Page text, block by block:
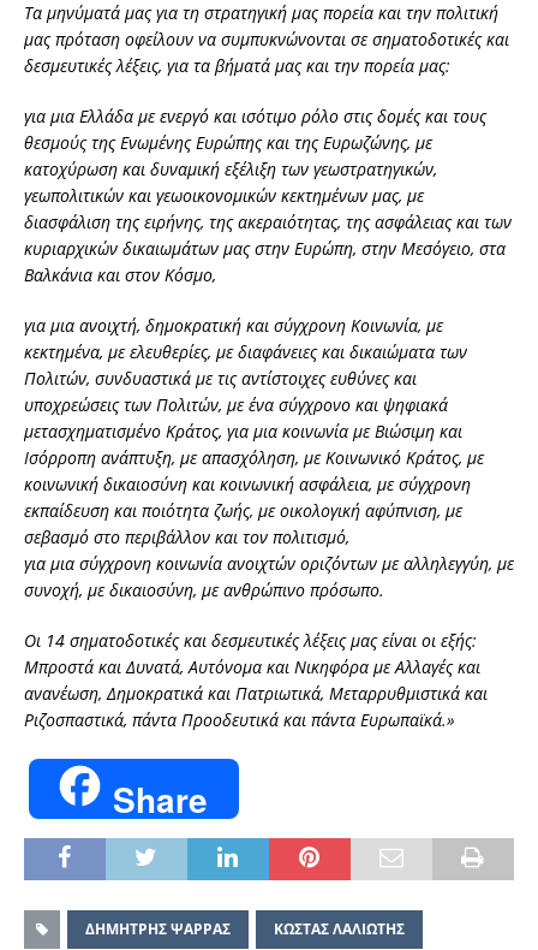
Τα μηνύματά μας για τη στρατηγική μας πορεία και την πολιτική
μας πρόταση οφείλουν να συμπυκνώνονται σε σηματοδοτικές και
δεσμευτικές λέξεις, για τα βήματά μας και την πορεία μας:
για μια Ελλάδα με ενεργό και ισότιμο ρόλο στις δομές και τους
θεσμούς της Ενωμένης Ευρώπης και της Ευρωζώνης, με
κατοχύρωση και δυναμική εξέλιξη των γεωστρατηγικών,
γεωπολιτικών και γεωοικονομικών κεκτημένων μας, με
διασφάλιση της ειρήνης, της ακεραιότητας, της ασφάλειας και των
κυριαρχικών δικαιωμάτων μας στην Ευρώπη, στην Μεσόγειο, στα
Βαλκάνια και στον Κόσμο,
για μια ανοιχτή, δημοκρατική και σύγχρονη Κοινωνία, με
κεκτημένα, με ελευθερίες, με διαφάνειες και δικαιώματα των
Πολιτών, συνδυαστικά με τις αντίστοιχες ευθύνες και
υποχρεώσεις των Πολιτών, με ένα σύγχρονο και ψηφιακά
μετασχηματισμένο Κράτος, για μια κοινωνία με Βιώσιμη και
Ισόρροπη ανάπτυξη, με απασχόληση, με Κοινωνικό Κράτος, με
κοινωνική δικαιοσύνη και κοινωνική ασφάλεια, με σύγχρονη
εκπαίδευση και ποιότητα ζωής, με οικολογική αφύπνιση, με
σεβασμό στο περιβάλλον και τον πολιτισμό,
για μια σύγχρονη κοινωνία ανοιχτών οριζόντων με αλληλεγγύη, με
συνοχή, με δικαιοσύνη, με ανθρώπινο πρόσωπο.
Οι 14 σηματοδοτικές και δεσμευτικές λέξεις μας είναι οι εξής:
Μπροστά και Δυνατά, Αυτόνομα και Νικηφόρα με Αλλαγές και
ανανέωση, Δημοκρατικά και Πατριωτικά, Μεταρρυθμιστικά και
Ριζοσπαστικά, πάντα Προοδευτικά και πάντα Ευρωπαϊκά.»
Share
ΔΗΜΗΤΡΗΣ ΨΑΡΡΑΣ ΚΩΣΤΑΣ ΛΑΛΙΩΤΗΣ